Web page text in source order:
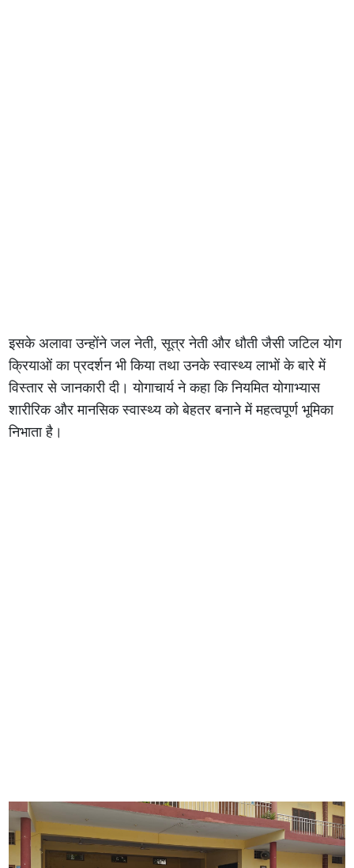
इसके अलावा उन्होंने जल नेती, सूत्र नेती और धौती जैसी जटिल योग
क्रियाओं का प्रदर्शन भी किया तथा उनके स्वास्थ्य लाभों के बारे में
विस्तार से जानकारी दी। योगाचार्य ने कहा कि नियमित योगाभ्यास
शारीरिक और मानसिक स्वास्थ्य को बेहतर बनाने में महत्वपूर्ण भूमिका
निभाता है।